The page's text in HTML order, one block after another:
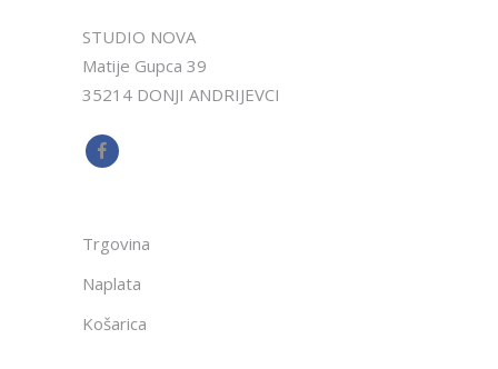
STUDIO NOVA
Matije Gupca 39
35214 DONJI ANDRIJEVCI
Trgovina
Naplata
Košarica